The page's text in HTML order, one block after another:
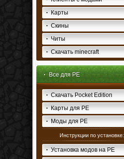
Карты
Скины
Читы
Скачать minecraft
Все для PE
Скачать Pocket Edition
Карты для PE
Моды для PE
Инструкции по установке:
Установка модов на PE